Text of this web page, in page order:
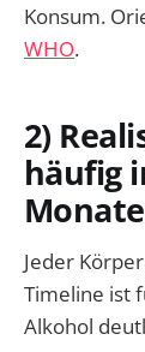
Konsum.
WHO.
2)
häufig
Jeder
Timeline ist
Alkohol